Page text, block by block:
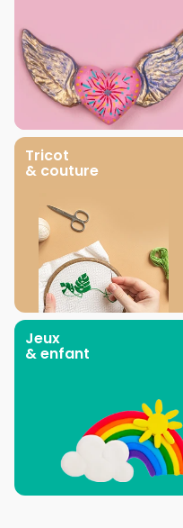
Tricot
& couture
Jeux
& enfant